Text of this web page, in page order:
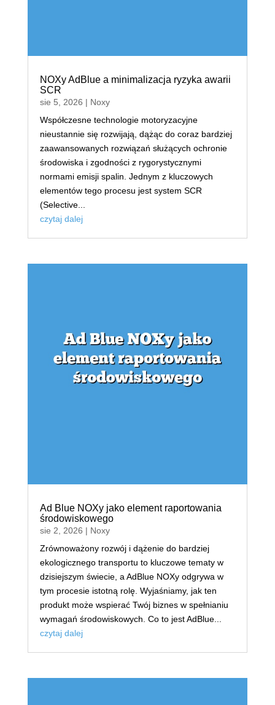
NOXy AdBlue a minimalizacja ryzyka awarii
SCR
sie 5, 2026 | Noxy
Współczesne technologie motoryzacyjne
nieustannie się rozwijają, dążąc do coraz bardziej
zaawansowanych rozwiązań służących ochronie
środowiska i zgodności z rygorystycznymi
normami emisji spalin. Jednym z kluczowych
elementów tego procesu jest system SCR
(Selective...
czytaj dalej
Ad Blue NOXy jako element raportowania
środowiskowego
sie 2, 2026 | Noxy
Zrównoważony rozwój i dążenie do bardziej
ekologicznego transportu to kluczowe tematy w
dzisiejszym świecie, a AdBlue NOXy odgrywa w
tym procesie istotną rolę. Wyjaśniamy, jak ten
produkt może wspierać Twój biznes w spełnianiu
wymagań środowiskowych. Co to jest AdBlue...
czytaj dalej